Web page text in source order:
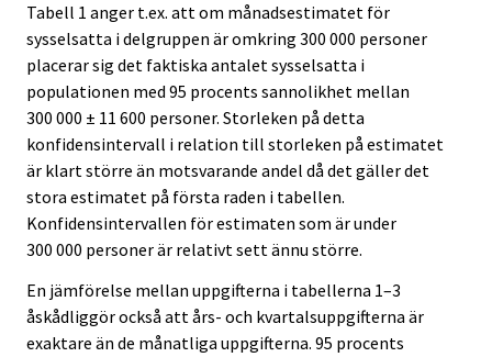
Tabell 1 anger t.ex. att om månadsestimatet för
sysselsatta i delgruppen är omkring 300 000 personer
placerar sig det faktiska antalet sysselsatta i
populationen med 95 procents sannolikhet mellan
300 000 ± 11 600 personer. Storleken på detta
konfidensintervall i relation till storleken på estimatet
är klart större än motsvarande andel då det gäller det
stora estimatet på första raden i tabellen.
Konfidensintervallen för estimaten som är under
300 000 personer är relativt sett ännu större.
En jämförelse mellan uppgifterna i tabellerna 1–3
åskådliggör också att års- och kvartalsuppgifterna är
exaktare än de månatliga uppgifterna. 95 procents